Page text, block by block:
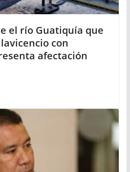
el río Guatiquía que
con
afectación